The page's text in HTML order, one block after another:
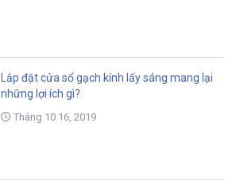
Lắp đặt cửa sổ gạch kính lấy sáng mang lại
những lợi ích gì?
Tháng 10 16, 2019